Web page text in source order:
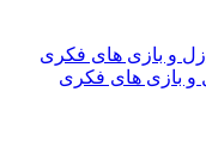
تومان699,000